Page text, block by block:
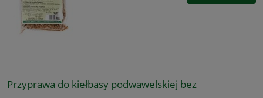
Przyprawa do kiełbasy podwawelskiej bez